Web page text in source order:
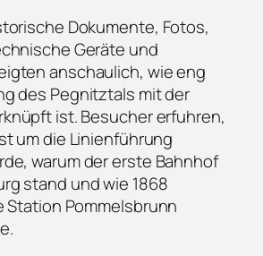
Dokumente, Fotos,
Geräte und
anschaulich, wie eng
des Pegnitztals mit der
ist. Besucher erfuhren,
um die Linienführung
warum der erste Bahnhof
stand und wie 1868
Station Pommelsbrunn